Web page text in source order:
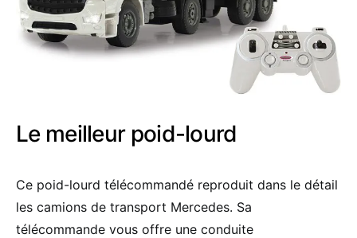
Le meilleur poid-lourd
Ce poid-lourd télécommandé reproduit dans le détail
les camions de transport Mercedes. Sa
télécommande vous offre une conduite